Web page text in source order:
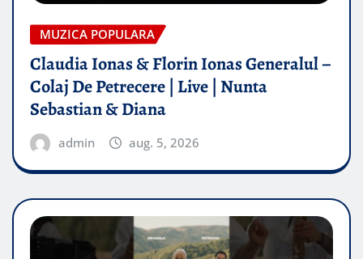
MUZICA POPULARA
Claudia Ionas & Florin Ionas Generalul –
Colaj De Petrecere | Live | Nunta
Sebastian & Diana
admin aug. 5, 2026